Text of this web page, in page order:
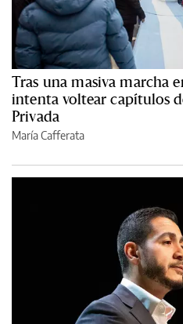
Tras una masiva marcha
intenta voltear capítulos
Privada
María Cafferata